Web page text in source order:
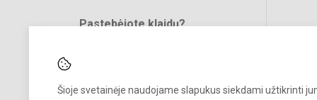
Šioje svetainėje naudojame slapukus siekdami užtikrinti
Pastebėjote klaidų?